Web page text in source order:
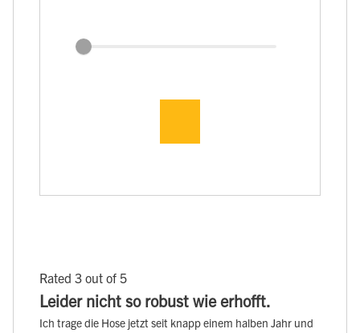
Rated 3 out of 5
Leider nicht so robust wie erhofft.
Ich trage die Hose jetzt seit knapp einem halben Jahr und